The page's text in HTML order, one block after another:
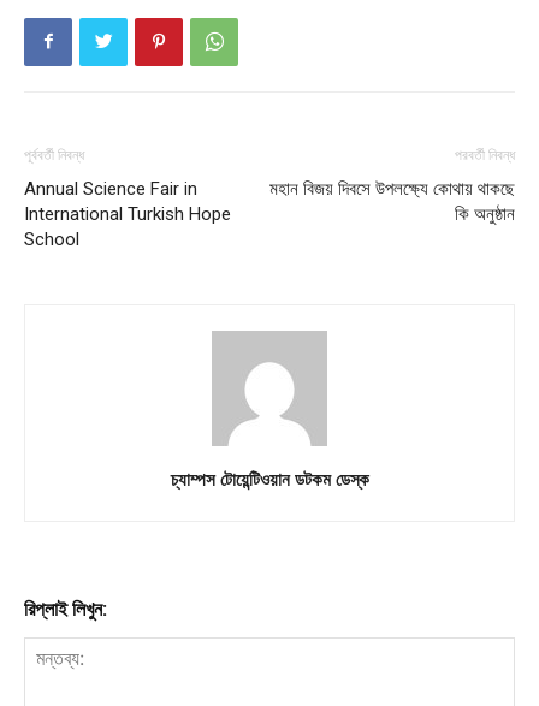
Company
About
Download PhotoCard
পূর্ববর্তী নিবন্ধ
Annual Science Fair in
International Turkish Hope
School
পরবর্তী নিবন্ধ
মহান বিজয় দিবসে উপলক্ষ্যে কোথায় থাকছে
কি অনুষ্ঠান
চ্যাম্পস টোয়েন্টিওয়ান ডটকম ডেস্ক
রিপ্লাই লিখুন: